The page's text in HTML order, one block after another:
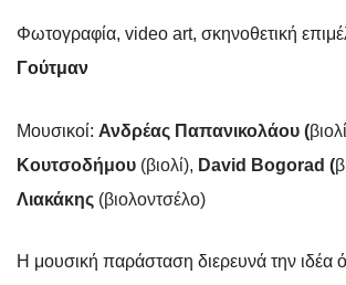
Φωτογραφία, video art, σκηνοθετική
Γούτμαν
Μουσικοί: Ανδρέας Παπανικολάου (
Κουτσοδήμου (βιολί), David Bogorad (
Λιακάκης (βιολοντσέλο)
Η μουσική παράσταση διερευνά την ιδέα